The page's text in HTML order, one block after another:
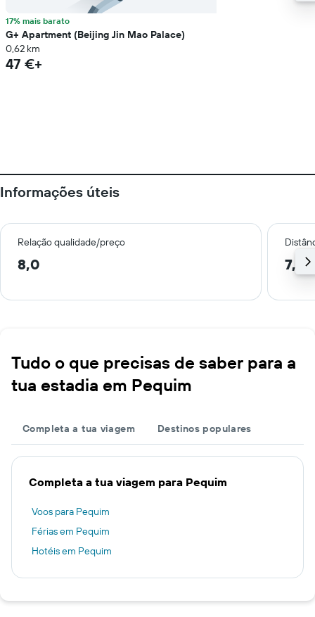
17% mais barato
G+ Apartment (Beijing Jin Mao Palace)
0,62 km
47 €+
Informações úteis
Relação qualidade/preço
8,0 7,2
Tudo o que precisas de saber para a
tua estadia em Pequim
Completa a tua viagem Destinos populares
Completa a tua viagem para Pequim
Voos para Pequim
Férias em Pequim
Hotéis em Pequim